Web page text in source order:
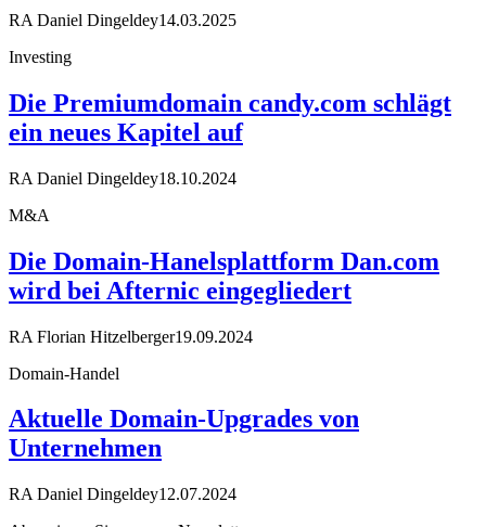
RA Daniel Dingeldey14.03.2025
Investing
Die Premiumdomain candy.com schlägt
ein neues Kapitel auf
RA Daniel Dingeldey18.10.2024
M&A
Die Domain-Hanelsplattform Dan.com
wird bei Afternic eingegliedert
RA Florian Hitzelberger19.09.2024
Domain-Handel
Aktuelle Domain-Upgrades von
Unternehmen
RA Daniel Dingeldey12.07.2024